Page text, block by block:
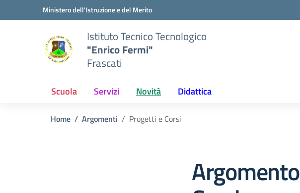
Vai ai contenuti
Vai al menu di navigazioneMinistero dell'Istruzione e del Merito
Istituto Tecnico Tecnologico
"Enrico Fermi"
Frascati
Scuola Servizi Novità Didattica
Home Argomenti Progetti e Corsi